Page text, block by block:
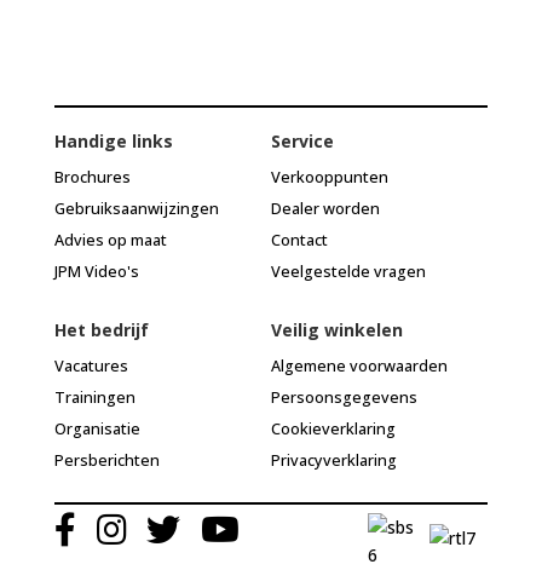
Handige links
Brochures
Gebruiksaanwijzingen
Advies op maat
JPM Video's
Service
Verkooppunten
Dealer worden
Contact
Veelgestelde vragen
Het bedrijf
Vacatures
Trainingen
Organisatie
Persberichten
Veilig winkelen
Algemene voorwaarden
Persoonsgegevens
Cookieverklaring
Privacyverklaring